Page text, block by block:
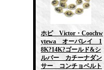
ホピ Victor・Coochw
ytewa オーバレイ 1
8K?14K?ゴールド&シ
ルバー カチーナダン
サー コンチョベルト